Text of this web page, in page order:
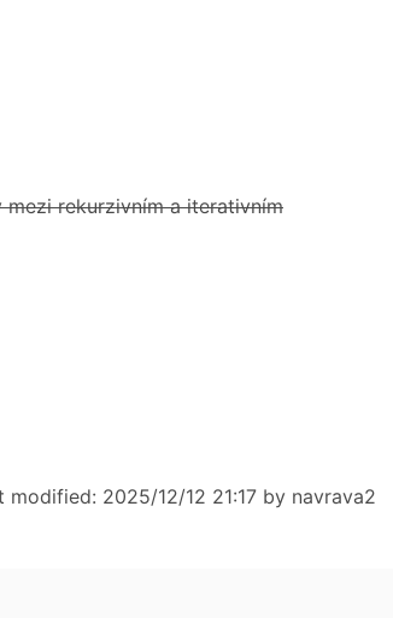
rekurzivním a iterativním
modified: 2025/12/12 21:17 by navrava2